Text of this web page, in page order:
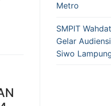
Metro
SMPIT
Gelar
Siwo